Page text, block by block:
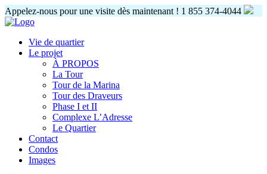
Appelez-nous pour une visite dès maintenant ! 1 855 374-4044
Vie de quartier
Le projet
À PROPOS
La Tour
Tour de la Marina
Tour des Draveurs
Phase I et II
Complexe L’Adresse
Le Quartier
Contact
Condos
Images